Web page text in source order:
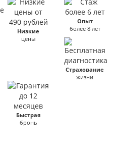
Низкие
цены
Опыт
более 8 лет
Страхование
жизни
Быстрая
бронь